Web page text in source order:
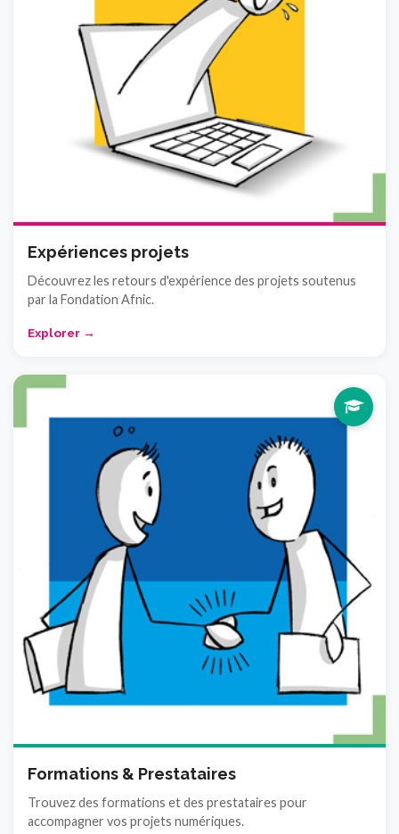
Expériences projets
Découvrez les retours d'expérience des projets soutenus
par la Fondation Afnic.
Explorer →
Formations & Prestataires
Trouvez des formations et des prestataires pour
accompagner vos projets numériques.